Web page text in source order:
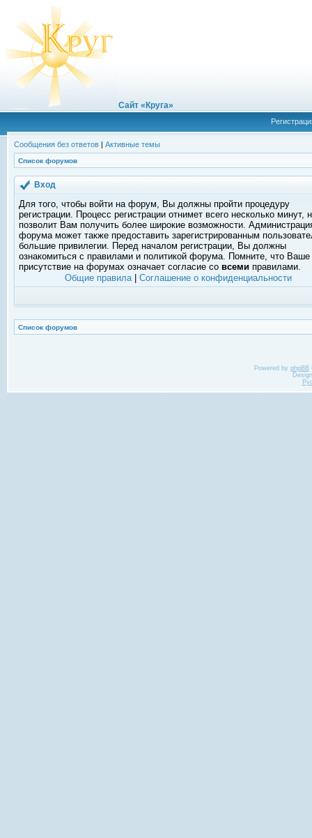
Сайт «Круга»
Сообщения без ответов | Активные темы
Список форумов
Вход
Для того, чтобы войти на форум, Вы должны пройти процедуру
регистрации. Процесс регистрации отнимет всего несколько минут,
позволит Вам получить более широкие возможности.
форума может также предоставить зарегистрированным
большие привилегии. Перед началом регистрации, Вы должны
ознакомиться с правилами и политикой форума. Помните, что Ваше
присутствие на форумах означает согласие со всеми правилами.
Общие правила| Соглашение о конфиденциальности
Список форумов
Powered by phpBB